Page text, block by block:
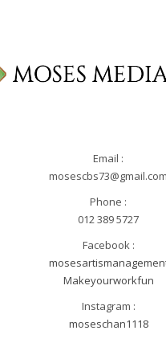
Email :
mosescbs73@gmail.com
Phone :
012 389 5727
Facebook :
Makeyourworkfun
Instagram :
moseschan1118